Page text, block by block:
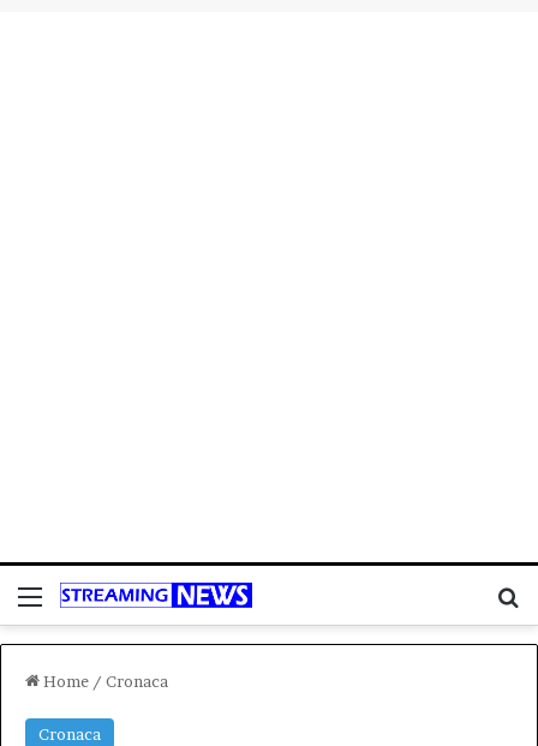
Menu
Home / Cronaca
Cronaca